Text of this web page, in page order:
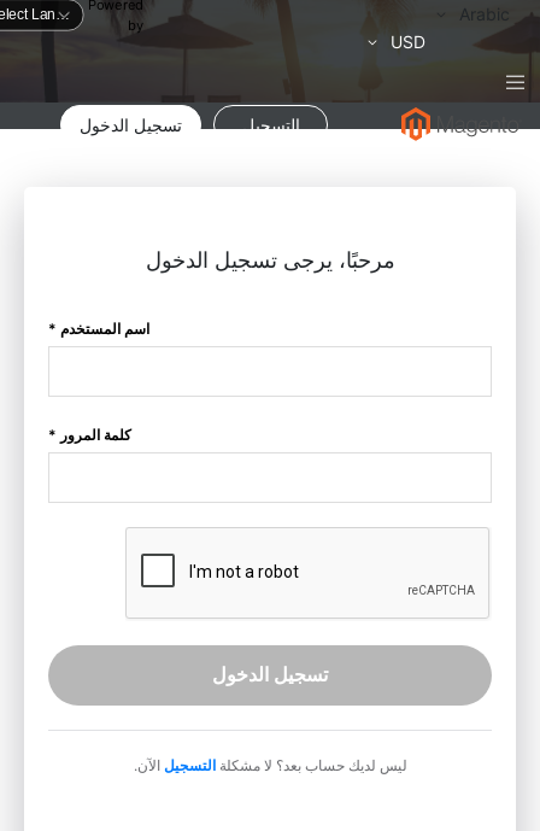
Powered
by
لغة
Arabic
العملة
USD
التسجيل تسجيل الدخول
مرحبًا، يرجى تسجيل الدخول
اسم المستخدم *
كلمة المرور *
تسجيل الدخول
ليس لديك حساب بعد؟ لا مشكلةالتسجيل الآن.